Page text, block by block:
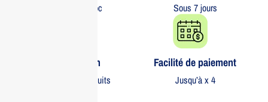
partout au Maroc Sous 7 jours
Garantie 1 an
Sur tous nos produits
Facilité de paiement
Jusqu’à x 4